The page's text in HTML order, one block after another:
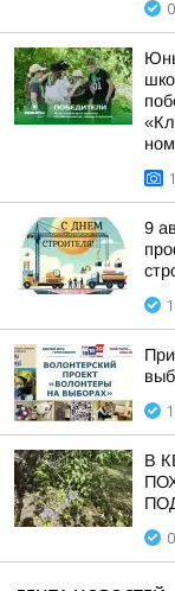
9
В